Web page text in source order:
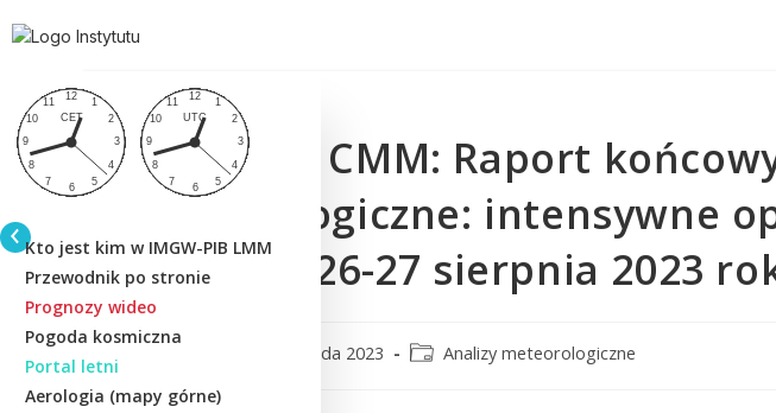
Kto jest kim w IMGW-PIB LMM
Przewodnik po stronie
Prognozy wideo
Pogoda kosmiczna
Portal letni
Aerologia (mapy górne)
IMGW-PIB CMM: Raport
meteorologiczne: intensywne
w dniach 26-27 sierpnia 2023
2 listopada 2023 Analizy meteorologiczne